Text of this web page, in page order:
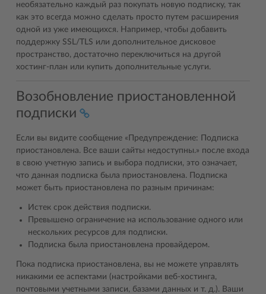
необязательно каждый раз покупать новую подписку, так
как это всегда можно сделать просто путем расширения
одной из уже имеющихся. Например, чтобы добавить
поддержку SSL/TLS или дополнительное дисковое
пространство, достаточно переключиться на другой
хостинг-план или купить дополнительные услуги.
Возобновление приостановленной
подписки
Если вы видите сообщение «Предупреждение: Подписка
приостановлена. Все ваши сайты недоступны.» после входа
в свою учетную запись и выбора подписки, это означает,
что данная подписка была приостановлена. Подписка
может быть приостановлена по разным причинам:
Истек срок действия подписки.
Превышено ограничение на использование одного или
нескольких ресурсов для подписки.
Подписка была приостановлена провайдером.
Пока подписка приостановлена, вы не можете управлять
никакими ее аспектами (настройками веб-хостинга,
почтовыми учетными записи, базами данных и т. д.). Ваши